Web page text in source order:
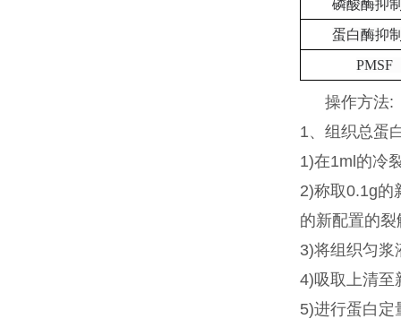
磷酸酶抑
蛋白酶抑
PMSF
操作方法:
1、组织总蛋
1)在1ml的冷
2)称取0.1g的
的新配置的
3)将组织匀浆
4)吸取上清至
5)进行蛋白定